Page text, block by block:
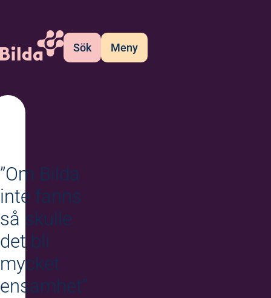
Sök Meny
”Om Bilda
inte fanns
så skulle
det bli
mycket
ensamhet”